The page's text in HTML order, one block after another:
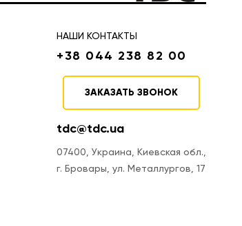
НАШИ КОНТАКТЫ
+38 044 238 82 00
ЗАКАЗАТЬ ЗВОНОК
tdc@tdc.ua
07400, Украина, Киевская обл.,
г. Бровары, ул. Металлургов, 17